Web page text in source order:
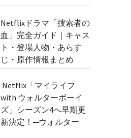
Netflixドラマ「捜索者の
血」完全ガイド｜キャス
ト・登場人物・あらす
じ・原作情報まとめ
Netflix「マイライフ
with ウォルターボーイ
ズ」シーズン4へ早期更
新決定！─ウォルター